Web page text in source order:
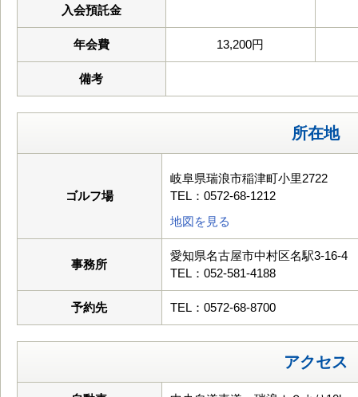
入会預託金
年会費 13,200円
備考
所在地
ゴルフ場
岐阜県瑞浪市稲津町小里2722
TEL：0572-68-1212
地図を見る
事務所
愛知県名古屋市中村区名駅3-16-4
TEL：052-581-4188
予約先 TEL：0572-68-8700
アクセス